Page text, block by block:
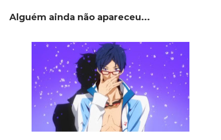
Alguém ainda não apareceu...